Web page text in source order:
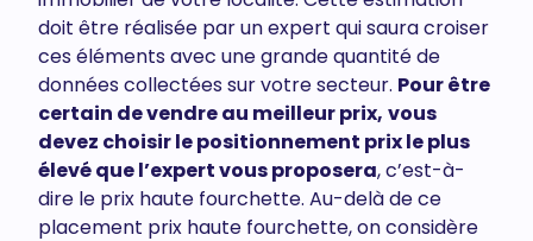
doit être réalisée par un expert qui saura croiser
ces éléments avec une grande quantité de
données collectées sur votre secteur. Pour être
certain de vendre au meilleur prix, vous
devez choisir le positionnement prix le plus
élevé que l’expert vous proposera, c’est-à-
dire le prix haute fourchette. Au-delà de ce
placement prix haute fourchette, on considère